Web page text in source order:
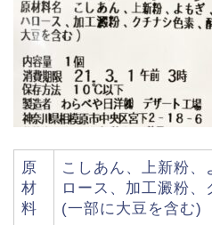
原
材
料
こしあん、上新粉
ロース、加工澱粉、
(一部に大豆を含む)